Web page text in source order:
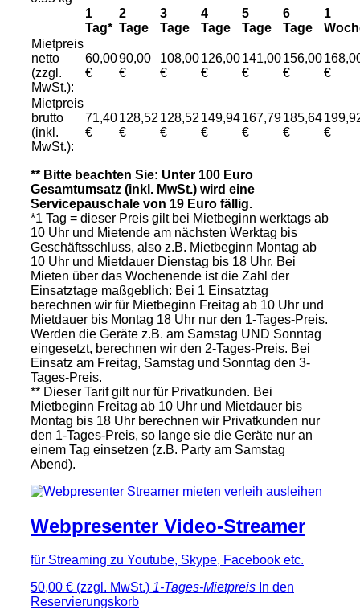
1
Tag*
2
Tage
3
Tage
4
Tage
5
Tage
6
Tage
1
Mietpreis
netto
(zzgl.
MwSt.):
60,00
€
90,00
€
108,00
€
126,00
€
141,00
€
156,00
€
€
Mietpreis
brutto
(inkl.
MwSt.):
71,40
€
128,52
€
128,52
€
149,94
€
167,79
€
185,64
€
€
** Bitte beachten Sie: Unter 100 Euro
Gesamtumsatz (inkl. MwSt.) wird eine
Servicepauschale von 19 Euro fällig.
*1 Tag = dieser Preis gilt bei Mietbeginn werktags ab
10 Uhr und Mietende am nächsten Werktag bis
Geschäftsschluss, also z.B. Mietbeginn Montag ab
10 Uhr und Mietdauer Dienstag bis 18 Uhr. Bei
Mieten über das Wochenende ist die Zahl der
Einsatztage maßgeblich: Bei 1 Einsatztag
berechnen wir für Mietbeginn Freitag ab 10 Uhr und
Mietdauer bis Montag 18 Uhr nur den 1-Tages-Preis.
Werden die Geräte z.B. am Samstag UND Sonntag
eingesetzt, berechnen wir den 2-Tages-Preis. Bei
Einsatz am Freitag, Samstag und Sonntag den 3-
Tages-Preis.
** Dieser Tarif gilt nur für Privatkunden. Bei
Mietbeginn Freitag ab 10 Uhr und Mietdauer bis
Montag bis 18 Uhr berechnen wir Privatkunden nur
den 1-Tages-Preis, so lange sie die Geräte nur an
einem Tag einsetzen (z.B. Party am Samstag
Abend).
Webpresenter Video-Streamer
für Streaming zu Youtube, Skype, Facebook etc.
50,00 € (zzgl. MwSt.) 1-Tages-Mietpreis In den
Reservierungskorb